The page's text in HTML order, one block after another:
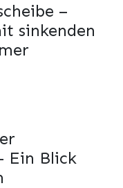
–
sinkenden
Ein Blick